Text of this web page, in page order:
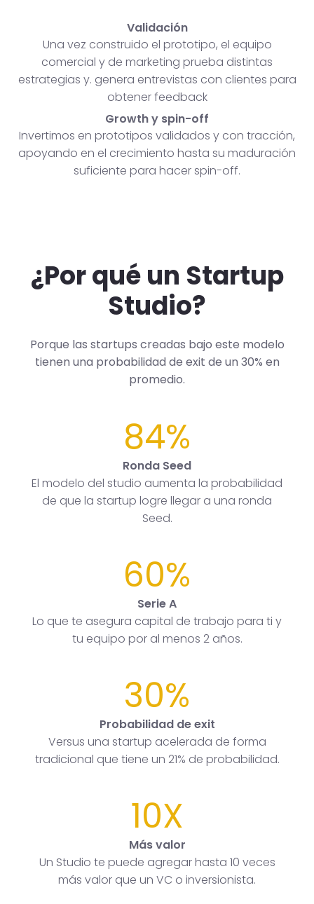
Validación
Una vez construido el prototipo, el equipo
comercial y de marketing prueba distintas
estrategias y. genera entrevistas con clientes para
obtener feedback
Growth y spin-off
Invertimos en prototipos validados y con tracción,
apoyando en el crecimiento hasta su maduración
suficiente para hacer spin-off.
¿Por qué un Startup
Studio?
Porque las startups creadas bajo este modelo
tienen una probabilidad de exit de un 30% en
promedio.
84%
Ronda Seed
El modelo del studio aumenta la probabilidad
de que la startup logre llegar a una ronda
Seed.
60%
Serie A
Lo que te asegura capital de trabajo para ti y
tu equipo por al menos 2 años.
30%
Probabilidad de exit
Versus una startup acelerada de forma
tradicional que tiene un 21% de probabilidad.
10X
Más valor
Un Studio te puede agregar hasta 10 veces
más valor que un VC o inversionista.